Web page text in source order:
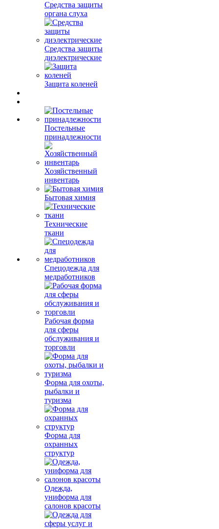
Средства защиты
органа слуха
Средства защиты
диэлектрические
Защита коленей
Постельные
принадлежности
Хозяйственный
инвентарь
Бытовая химия
Технические
ткани
Спецодежда для
медработников
Рабочая форма
для сферы
обслуживания и
торговли
Форма для охоты,
рыбалки и
туризма
Форма для
охранных
структур
Одежда,
униформа для
салонов красоты